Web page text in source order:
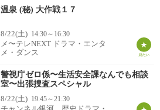
温泉 (秘) 大作戦１７
8/22(土) 14:30～16:30
メ〜テレNEXT ドラマ・エンタ
メ・ダンス
警視庁ゼロ係〜生活安全課なんでも相談
室〜出張捜査スペシャル
8/22(土) 19:45～21:30